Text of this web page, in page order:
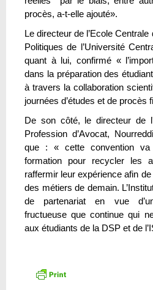
procès, a-t-elle ajouté».
Le directeur de l’Ecole
Politiques de l’Université
quant à lui, confirmé «
dans la préparation des
à travers la collaboration
journées d’études et de procès
De son côté, le directeur de
Profession d’Avocat,
que : « cette convention
formation pour recycler les
raffermir leur expérience afin
des métiers de demain.
de partenariat en vue
fructueuse que continue qui
aux étudiants de la DSP et de